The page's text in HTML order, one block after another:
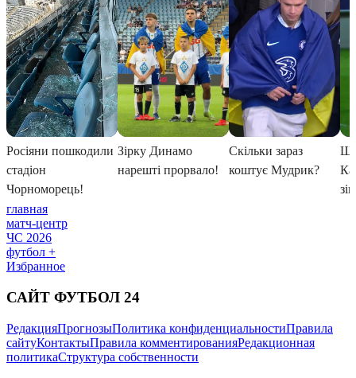
главная
матч-центр
ЧС 2026
футбол +
Избранное
САЙТ ФУТБОЛ 24
РедакцияПрогнозыПолитика конфиденциальностиПравила
сайтуКонтактыПравила комментированияРедакционная
политикаСтруктура собственности